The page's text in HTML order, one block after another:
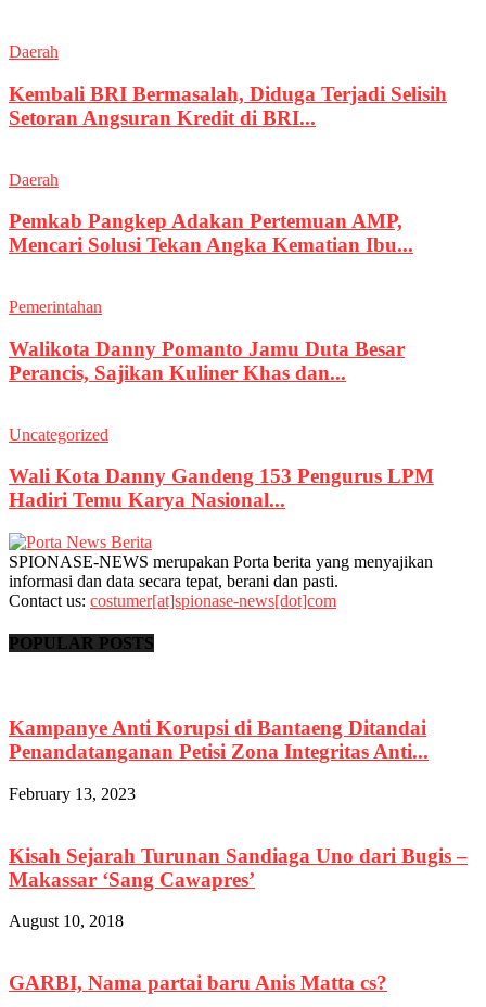
Daerah
Kembali BRI Bermasalah, Diduga Terjadi Selisih
Setoran Angsuran Kredit di BRI...
Daerah
Pemkab Pangkep Adakan Pertemuan AMP,
Mencari Solusi Tekan Angka Kematian Ibu...
Pemerintahan
Walikota Danny Pomanto Jamu Duta Besar
Perancis, Sajikan Kuliner Khas dan...
Uncategorized
Wali Kota Danny Gandeng 153 Pengurus LPM
Hadiri Temu Karya Nasional...
SPIONASE-NEWS merupakan Porta berita yang menyajikan
informasi dan data secara tepat, berani dan pasti.
Contact us: costumer[at]spionase-news[dot]com
POPULAR POSTS
Kampanye Anti Korupsi di Bantaeng Ditandai
Penandatanganan Petisi Zona Integritas Anti...
February 13, 2023
Kisah Sejarah Turunan Sandiaga Uno dari Bugis –
Makassar ‘Sang Cawapres’
August 10, 2018
GARBI, Nama partai baru Anis Matta cs?